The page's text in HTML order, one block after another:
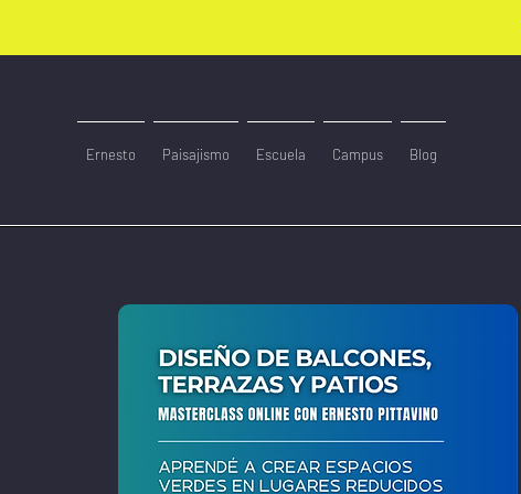
Ernesto Paisajismo Escuela Campus Blog